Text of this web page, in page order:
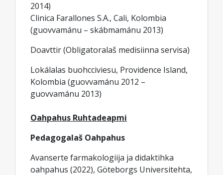
2014)
Clinica Farallones S.A., Cali, Kolombia
(guovvamánu – skábmamánu 2013)
Doavttir (Obligatoralaš medisiinna servisa)
Lokálalas buohcciviesu, Providence Island,
Kolombia (guovvamánu 2012 –
guovvamánu 2013)
Oahpahus Ruhtadeapmi
Pedagogalaš Oahpahus
Avanserte farmakologiija ja didaktihka
oahpahus (2022), Göteborgs Universitehta,